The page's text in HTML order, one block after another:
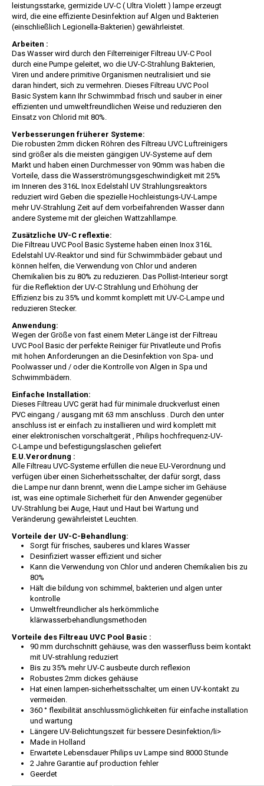
leistungsstarke, germizide UV-C ( Ultra Violett ) lampe erzeugt
wird, die eine effiziente Desinfektion auf Algen und Bakterien
(einschließlich Legionella-Bakterien) gewährleistet.
Arbeiten :
Das Wasser wird durch den Filterreiniger Filtreau UV-C Pool
durch eine Pumpe geleitet, wo die UV-C-Strahlung Bakterien,
Viren und andere primitive Organismen neutralisiert und sie
daran hindert, sich zu vermehren. Dieses Filtreau UVC Pool
Basic System kann Ihr Schwimmbad frisch und sauber in einer
effizienten und umweltfreundlichen Weise und reduzieren den
Einsatz von Chlorid mit 80%.
Verbesserungen früherer Systeme:
Die robusten 2mm dicken Röhren des Filtreau UVC Luftreinigers
sind größer als die meisten gängigen UV-Systeme auf dem
Markt und haben einen Durchmesser von 90mm was haben die
Vorteile, dass die Wasserströmungsgeschwindigkeit mit 25%
im Inneren des 316L Inox Edelstahl UV Strahlungsreaktors
reduziert wird Geben die spezielle Hochleistungs-UV-Lampe
mehr UV-Strahlung Zeit auf dem vorbeifahrenden Wasser dann
andere Systeme mit der gleichen Wattzahllampe.
Zusätzliche UV-C reflextie:
Die Filtreau UVC Pool Basic Systeme haben einen Inox 316L
Edelstahl UV-Reaktor und sind für Schwimmbäder gebaut und
können helfen, die Verwendung von Chlor und anderen
Chemikalien bis zu 80% zu reduzieren. Das Pollist-Interieur sorgt
für die Reflektion der UV-C Strahlung und Erhöhung der
Effizienz bis zu 35% und kommt komplett mit UV-C-Lampe und
reduzieren Stecker.
Anwendung:
Wegen der Größe von fast einem Meter Länge ist der Filtreau
UVC Pool Basic der perfekte Reiniger für Privatleute und Profis
mit hohen Anforderungen an die Desinfektion von Spa- und
Poolwasser und / oder die Kontrolle von Algen in Spa und
Schwimmbädern.
Einfache Installation:
Dieses Filtreau UVC gerät had für minimale druckverlust einen
PVC eingang / ausgang mit 63 mm anschluss . Durch den unter
anschluss ist er einfach zu installieren und wird komplett mit
einer elektronischen vorschaltgerät , Philips hochfrequenz-UV-
C-Lampe und befestigungslaschen geliefert
E.U.Verordnung :
Alle Filtreau UVC-Systeme erfüllen die neue EU-Verordnung und
verfügen über einen Sicherheitsschalter, der dafür sorgt, dass
die Lampe nur dann brennt, wenn die Lampe sicher im Gehäuse
ist, was eine optimale Sicherheit für den Anwender gegenüber
UV-Strahlung bei Auge, Haut und Haut bei Wartung und
Veränderung gewährleistet Leuchten.
Vorteile der UV-C-Behandlung:
Sorgt für frisches, sauberes und klares Wasser
Desinfiziert wasser effizient und sicher
Kann die Verwendung von Chlor und anderen Chemikalien bis zu
80%
Hält die bildung von schimmel, bakterien und algen unter
kontrolle
Umweltfreundlicher als herkömmliche
klärwasserbehandlungsmethoden
Vorteile des Filtreau UVC Pool Basic :
90 mm durchschnitt gehäuse, was den wasserfluss beim kontakt
mit UV-strahlung reduziert
Bis zu 35% mehr UV-C ausbeute durch reflexion
Robustes 2mm dickes gehäuse
Hat einen lampen-sicherheitsschalter, um einen UV-kontakt zu
vermeiden.
360 ° flexibilität anschlussmöglichkeiten für einfache installation
und wartung
Längere UV-Belichtungszeit für bessere Desinfektion/li>
Made in Holland
Erwartete Lebensdauer Philips uv Lampe sind 8000 Stunde
2 Jahre Garantie auf production fehler
Geerdet